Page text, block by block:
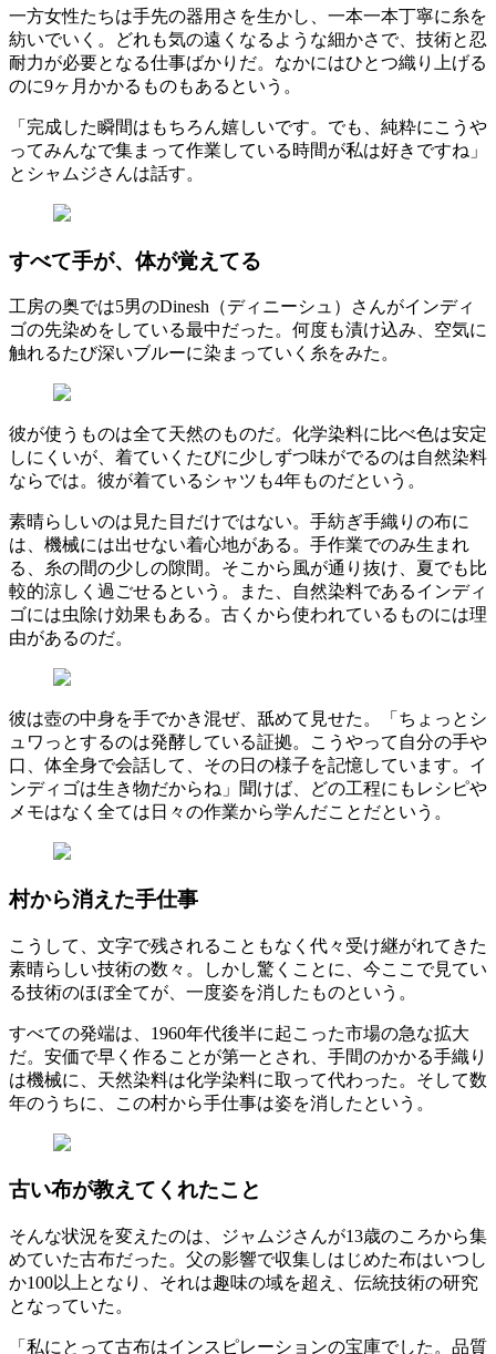
一方女性たちは手先の器用さを生かし、一本一本丁寧に糸を
紡いでいく。どれも気の遠くなるような細かさで、技術と忍
耐力が必要となる仕事ばかりだ。なかにはひとつ織り上げる
のに9ヶ月かかるものもあるという。
「完成した瞬間はもちろん嬉しいです。でも、純粋にこうや
ってみんなで集まって作業している時間が私は好きですね」
とシャムジさんは話す。
すべて手が、体が覚えてる
工房の奥では5男のDinesh（ディニーシュ）さんがインディ
ゴの先染めをしている最中だった。何度も漬け込み、空気に
触れるたび深いブルーに染まっていく糸をみた。
彼が使うものは全て天然のものだ。化学染料に比べ色は安定
しにくいが、着ていくたびに少しずつ味がでるのは自然染料
ならでは。彼が着ているシャツも4年ものだという。
素晴らしいのは見た目だけではない。手紡ぎ手織りの布に
は、機械には出せない着心地がある。手作業でのみ生まれ
る、糸の間の少しの隙間。そこから風が通り抜け、夏でも比
較的涼しく過ごせるという。また、自然染料であるインディ
ゴには虫除け効果もある。古くから使われているものには理
由があるのだ。
彼は壺の中身を手でかき混ぜ、舐めて見せた。「ちょっとシ
ュワっとするのは発酵している証拠。こうやって自分の手や
口、体全身で会話して、その日の様子を記憶しています。イ
ンディゴは生き物だからね」聞けば、どの工程にもレシピや
メモはなく全ては日々の作業から学んだことだという。
村から消えた手仕事
こうして、文字で残されることもなく代々受け継がれてきた
素晴らしい技術の数々。しかし驚くことに、今ここで見てい
る技術のほぼ全てが、一度姿を消したものという。
すべての発端は、1960年代後半に起こった市場の急な拡大
だ。安価で早く作ることが第一とされ、手間のかかる手織り
は機械に、天然染料は化学染料に取って代わった。そして数
年のうちに、この村から手仕事は姿を消したという。
古い布が教えてくれたこと
そんな状況を変えたのは、ジャムジさんが13歳のころから集
めていた古布だった。父の影響で収集しはじめた布はいつし
か100以上となり、それは趣味の域を超え、伝統技術の研究
となっていた。
「私にとって古布はインスピレーションの宝庫でした。品質